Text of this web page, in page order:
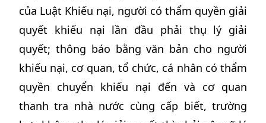
của Luật Khiếu nại, người có thẩm quyền giải
quyết khiếu nại lần đầu phải thụ lý giải
quyết; thông báo bằng văn bản cho người
khiếu nại, cơ quan, tổ chức, cá nhân có thẩm
quyền chuyển khiếu nại đến và cơ quan
thanh tra nhà nước cùng cấp biết, trường